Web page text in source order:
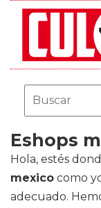
Eshops
Hola, estés
mexico como
adecuado.